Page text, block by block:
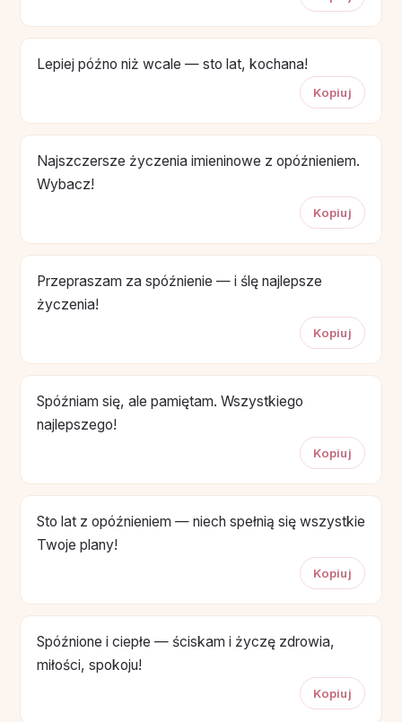
Lepiej późno niż wcale — sto lat, kochana!
Kopiuj
Najszczersze życzenia imieninowe z opóźnieniem.
Wybacz!
Kopiuj
Przepraszam za spóźnienie — i ślę najlepsze
życzenia!
Kopiuj
Spóźniam się, ale pamiętam. Wszystkiego
najlepszego!
Kopiuj
Sto lat z opóźnieniem — niech spełnią się wszystkie
Twoje plany!
Kopiuj
Spóźnione i ciepłe — ściskam i życzę zdrowia,
miłości, spokoju!
Kopiuj